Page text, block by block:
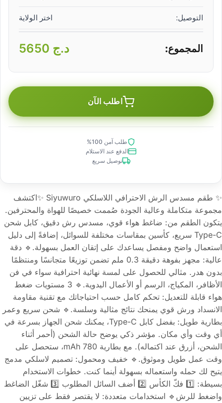
التوصيل: اختر الولاية
المجموع: د.ج
اطلب الآن
طلب آمن 100%
الدفع عند الاستلام
توصيل سريع
✨ طقم مسدس الرش الاحترافي اللاسلكي Siyuwuro ✨اكتشف
مجموعة متكاملة وعالية الجودة صُممت خصيصًا للهواة والمحترفين.
يتكون الطقم من: ضاغط هواء قوي، مسدس رش دقيق، كابل شحن
Type-C سريع، كأسين بمقاسات مختلفة للسوائل، إضافةً إلى دليل
استعمال واضح ومفصل يساعدك على إتقان العمل بسهولة.🔹 دقة
عالية: مجهز بفوهة دقيقة 0.3 ملم تضمن توزيعًا متجانسًا ومنتظمًا
بدون هدر. مثالي للحصول على لمسة نهائية احترافية سواء في فن
الأظافر، المكياج، الرسم أو الأعمال اليدوية.🔹 3 مستويات ضغط
هواء قابلة للتعديل: تحكم كامل حسب احتياجاتك مع تقنية مقاومة
الانسداد ورش قوي يمنحك نتائج مثالية وسلسة.🔹 شحن سريع وعمر
بطارية طويل: بفضل كابل Type-C، يمكنك شحن الجهاز بسرعة في
أي وقت وأي مكان. مؤشر ذكي يوضح حالة الشحن (أحمر أثناء
الشحن، أزرق عند اكتماله). مع بطارية 780 mAh، ستحصل على
وقت عمل طويل وموثوق.🔹 خفيف ومحمول: تصميم لاسلكي مدمج
يتيح لك حمله واستعماله بسهولة أينما كنت. خطوات الاستخدام
بسيطة: 1️⃣ فكّ الكأس 2️⃣ أضف السائل المطلوب 3️⃣ شغّل الضاغط
واضغط للرش🔹 استخدامات متعددة: لا يقتصر فقط على تزيين